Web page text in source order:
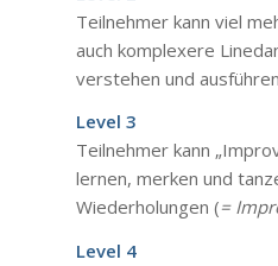
Teilnehmer kann viel
auch komplexere
verstehen und
Level 3
Teilnehmer kann
lernen, merken und
Wiederholungen (=
Level 4